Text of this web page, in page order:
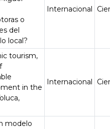
o
del
local?
Internacional
tourism,
in the
Internacional
modelo